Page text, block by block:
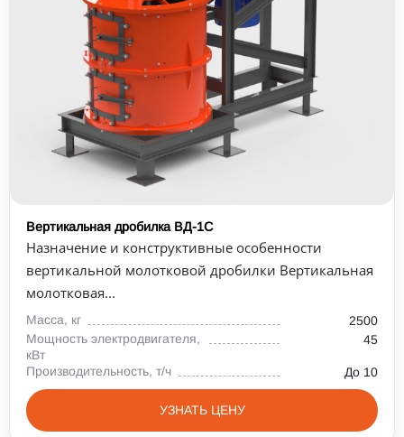
Вертикальная дробилка ВД-1С
Назначение и конструктивные особенности
вертикальной молотковой дробилки Вертикальная
молотковая...
Масса, кг
2500
Мощность электродвигателя,
кВт
45
Производительность, т/ч До 10
УЗНАТЬ ЦЕНУ